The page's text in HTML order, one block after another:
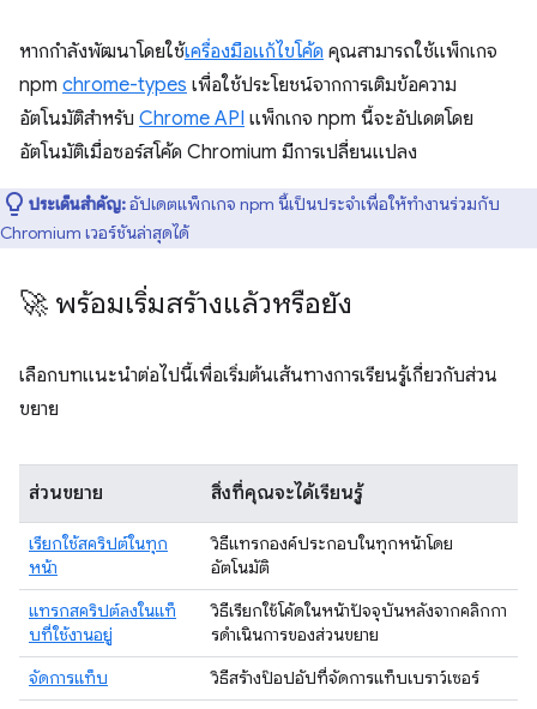
หากกำลังพัฒนาโดยใช้เครื่องมือแก้ไขโค้ด คุณสามารถใช้แพ็กเกจ
npm chrome-types เพื่อใช้ประโยชน์จากการเติมข้อความ
อัตโนมัติสำหรับ Chrome API แพ็กเกจ npm นี้จะอัปเดตโดย
อัตโนมัติเมื่อซอร์สโค้ด Chromium มีการเปลี่ยนแปลง
ประเด็นสำคัญ:อัปเดตแพ็กเกจ npm นี้เป็นประจำเพื่อให้ทำงานร่วมกับ
Chromium เวอร์ชันล่าสุดได้
🚀 พร้อมเริ่มสร้างแล้วหรือยัง
เลือกบทแนะนำต่อไปนี้เพื่อเริ่มต้นเส้นทางการเรียนรู้เกี่ยวกับส่วน
ขยาย
ส่วนขยาย สิ่งที่คุณจะได้เรียนรู้
เรียกใช้สคริปต์ในทุก
หน้า
วิธีแทรกองค์ประกอบในทุกหน้าโดย
อัตโนมัติ
แทรกสคริปต์ลงในแท็
บที่ใช้งานอยู่
วิธีเรียกใช้โค้ดในหน้าปัจจุบันหลังจากคลิกกา
รดําเนินการของส่วนขยาย
จัดการแท็บ
วิธีสร้างป๊อปอัปที่จัดการแท็บเบราว์เซอร์